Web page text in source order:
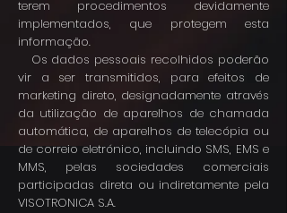
terem procedimentos devidamente
implementados, que protegem esta
informação.
Os dados pessoais recolhidos poderão
vir a ser transmitidos, para efeitos de
marketing direto, designadamente através
da utilização de aparelhos de chamada
automática, de aparelhos de telecópia ou
de correio eletrónico, incluindo SMS, EMS e
MMS, pelas sociedades comerciais
participadas direta ou indiretamente pela
VISOTRONICA S.A.